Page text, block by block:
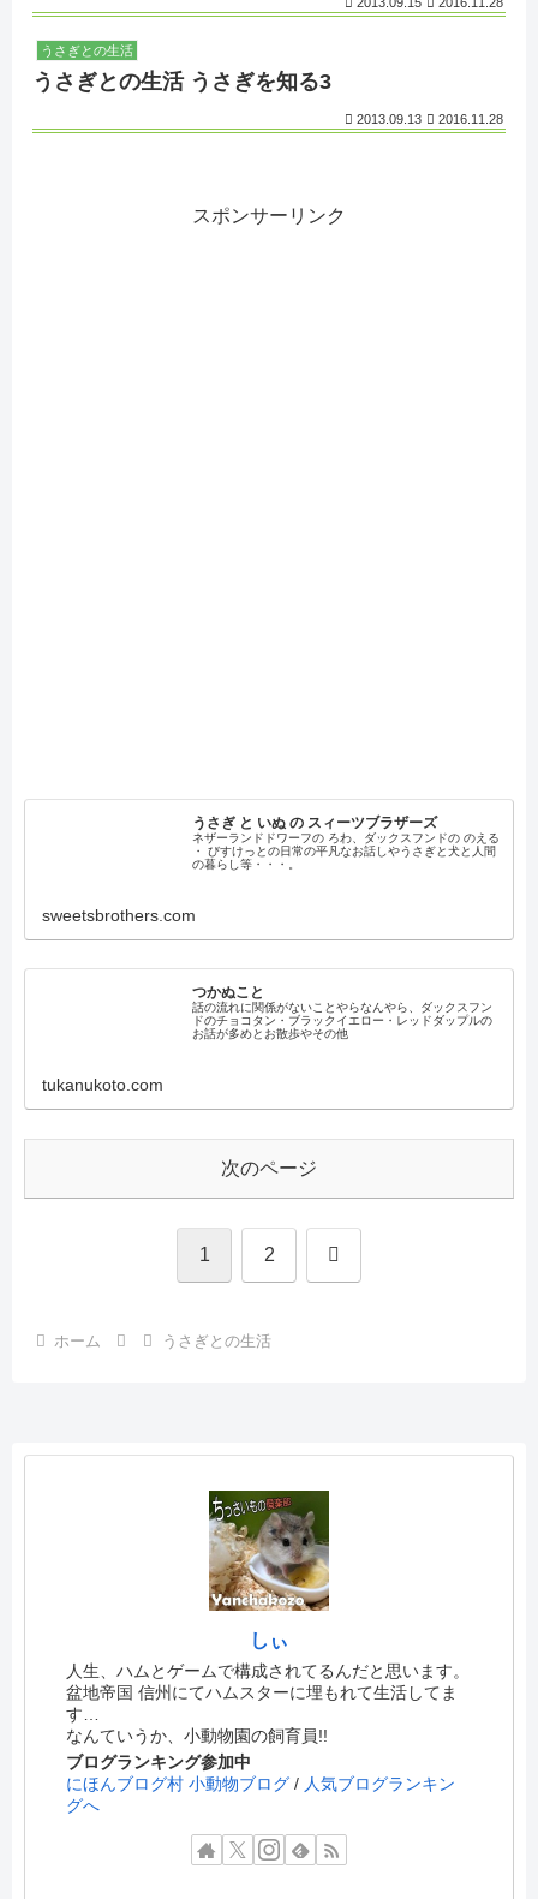
うさぎとの生活
うさぎとの生活 うさぎを知る3
2013.09.13 2016.11.28
スポンサーリンク
うさぎ と いぬ の スィーツブラザーズ
ネザーランドドワーフの ろわ、ダックスフンドの のえる
・ びすけっとの日常の平凡なお話しやうさぎと犬と人間
の暮らし等・・・。
sweetsbrothers.com
つかぬこと
話の流れに関係がないことやらなんやら、ダックスフン
ドのチョコタン・ブラックイエロー・レッドダップルの
お話が多めとお散歩やその他
tukanukoto.com
次のページ
1 2 次
ホーム うさぎとの生活
しぃ
人生、ハムとゲームで構成されてるんだと思います。
盆地帝国 信州にてハムスターに埋もれて生活してま
す…
なんていうか、小動物園の飼育員!!
ブログランキング参加中
にほんブログ村 小動物ブログ / 人気ブログランキン
グへ